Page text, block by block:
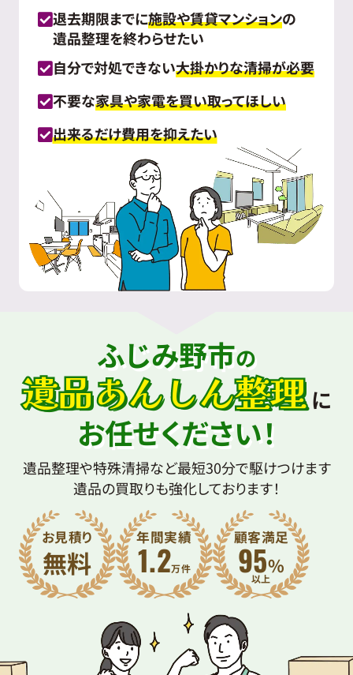
退去期限までに施設や賃貸マンションの
遺品整理を終わらせたい
自分で対処できない大掛かりな清掃が必要
不要な家具や家電を買い取ってほしい
出来るだけ費用を抑えたい
ふじみ野市の
遺品あんしん整理 に
お任せください！
遺品整理や特殊清掃など最短30分で駆けつけます
遺品の買取りも強化しております！
お見積り
無料
年間実績
1.2万件
顧客満足
95%